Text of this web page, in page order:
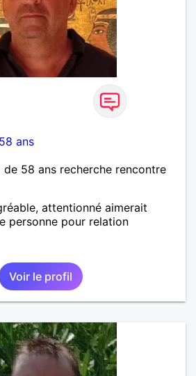
58 ans
58 ans recherche rencontre
attentionné aimerait
personne pour relation
Voir le profil